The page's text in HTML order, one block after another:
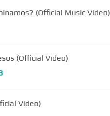
(Official Music Video)
(Official Video)
Video)